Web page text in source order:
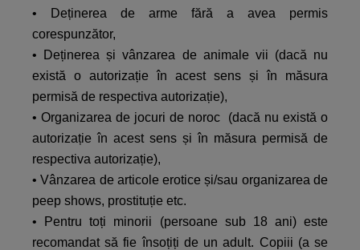
• Deținerea de arme fără a avea permis
corespunzător,
• Deținerea și vânzarea de animale vii (dacă nu
există o autorizație în acest sens și în măsura
permisă de respectiva autorizație),
• Organizarea de jocuri de noroc (dacă nu există o
autorizație în acest sens și în măsura permisă de
respectiva autorizație),
• Vânzarea de articole erotice și/sau organizarea de
peep shows, prostituție etc.
• Pentru toți minorii (persoane sub 18 ani) este
recomandat să fie însoțiți de un adult. Copiii (a se